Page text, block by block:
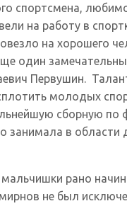
спортсмена,
на работу в
на хорошего
один
Первушин.
молодых
сборную по
занимала в области
мальчишки рано
не был